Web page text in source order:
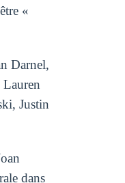
«
Darnel,
Justin
dans